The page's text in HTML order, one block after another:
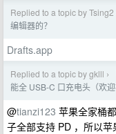
Replied to a topic by Tsing2
编辑器的？
Drafts.app
Replied to a topic by gklll ›
能全 USB-C 口充电头（欢迎
@tianzi123 苹果全家桶
子全部支持 PD ，所以